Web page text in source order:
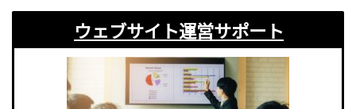
ウェブサイト運営サポート